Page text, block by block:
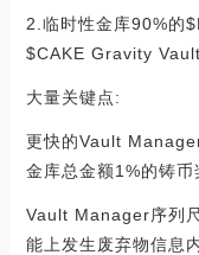
2.临时性金库90%的
$CAKE Gravity
大量关键点:
更快的Vault
金库总金额1%的铸币
Vault Manager序列
能上发生废弃物信息